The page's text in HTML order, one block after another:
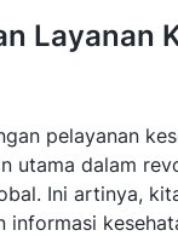
Layanan
pelayanan
utama dalam
Ini artinya,
informasi